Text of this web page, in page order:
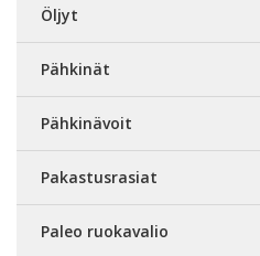
Öljyt
Pähkinät
Pähkinävoit
Pakastusrasiat
Paleo ruokavalio